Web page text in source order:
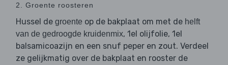
2. Groente roosteren
Hussel de groente op de bakplaat om met de helft
van de gedroogde kruidenmix, 1el olijfolie, 1el
balsamicoazijn en een snuf peper en zout. Verdeel
ze gelijkmatig over de bakplaat en rooster de